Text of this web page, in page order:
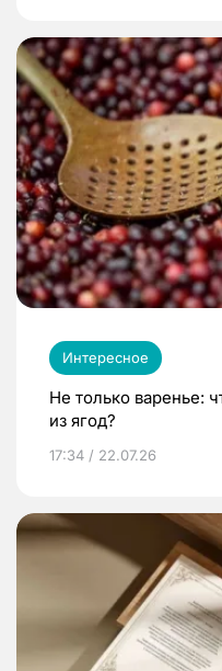
Интересное
Не только варенье:
из ягод?
17:34 / 22.07.26